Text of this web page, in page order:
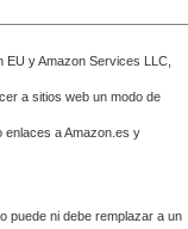
EU y Amazon Services LLC,
a sitios web un modo de
enlaces a Amazon.es y
puede ni debe remplazar a un